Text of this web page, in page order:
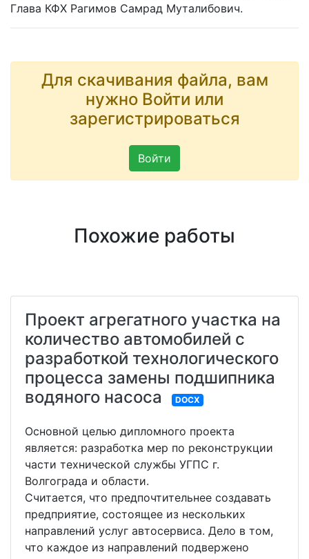
Глава КФХ Рагимов Самрад Муталибович.
Для скачивания файла, вам
нужно Войти или
зарегистрироваться
Войти
Похожие работы
Проект агрегатного участка на
количество автомобилей с
разработкой технологического
процесса замены подшипника
водяного насоса
DOCX
Основной целью дипломного проекта
является: разработка мер по реконструкции
части технической службы УГПС г.
Волгограда и области.
Считается, что предпочтительнее создавать
предприятие, состоящее из нескольких
направлений услуг автосервиса. Дело в том,
что каждое из направлений подвержено